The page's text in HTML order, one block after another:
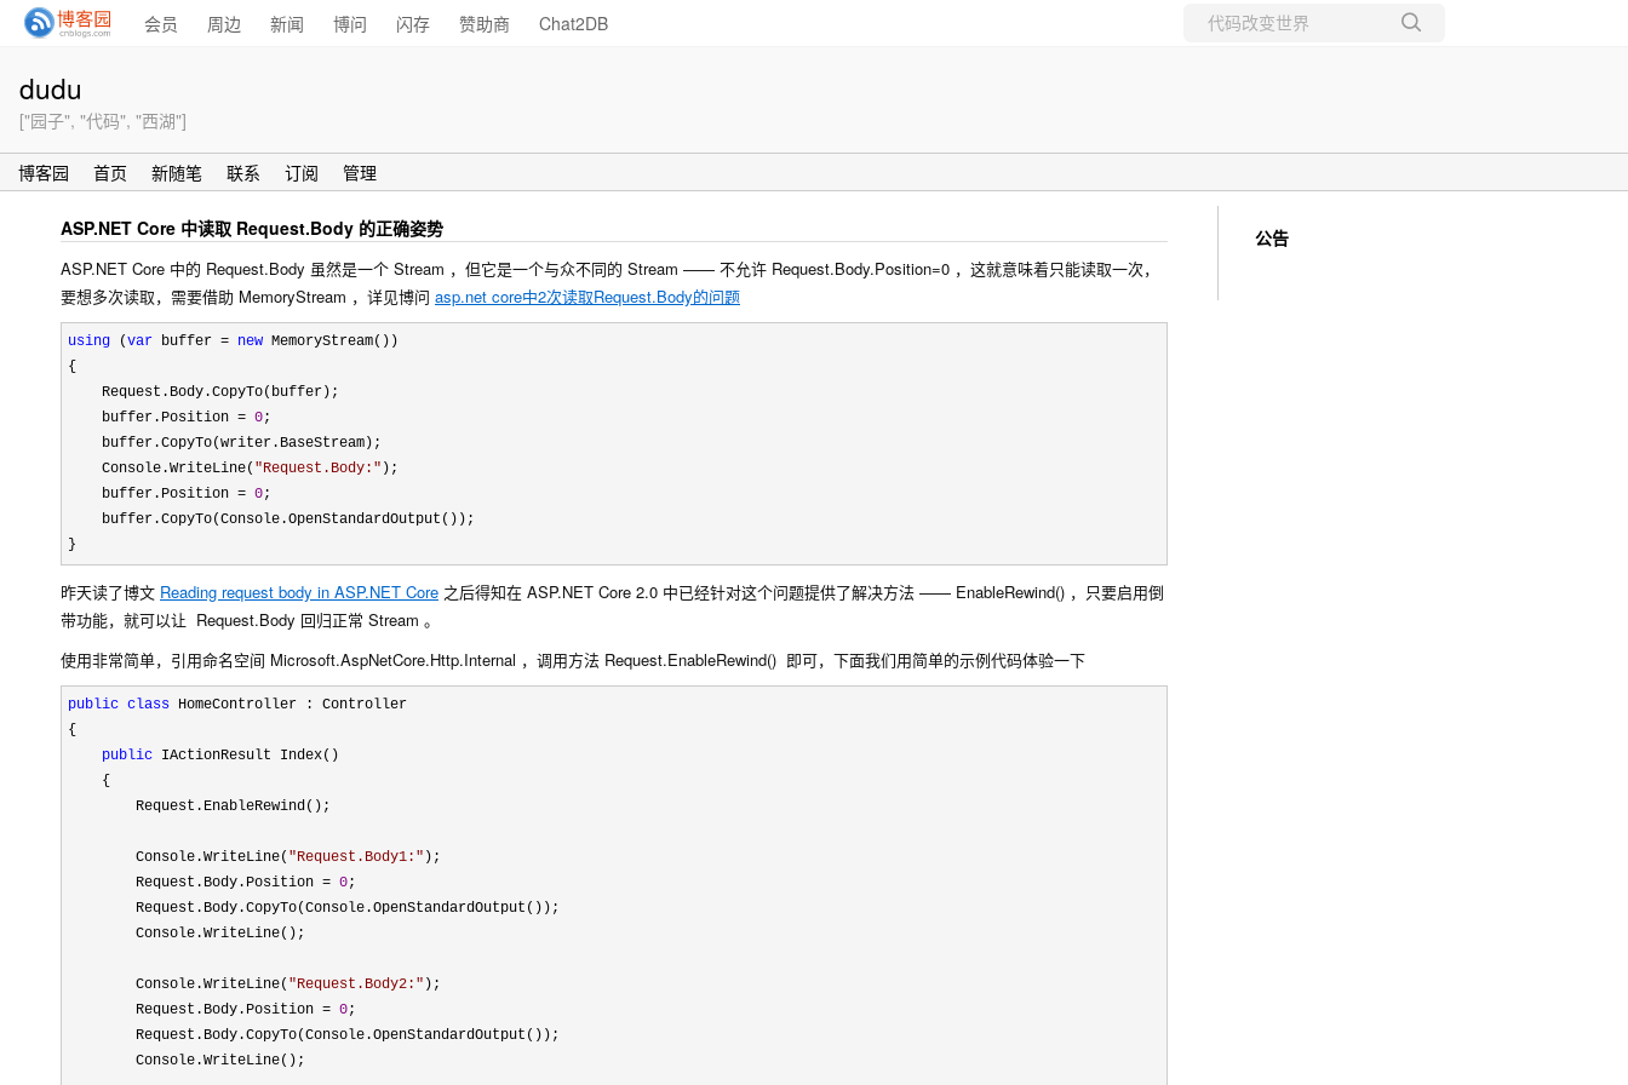
会员 周边 新闻 博问 闪存 赞助商 Chat2DB
dudu
["园子", "代码", "西湖"]
博客园 首页 新随笔 联系 订阅 管理
ASP.NET Core 中读取 Request.Body 的正确姿势
ASP.NET Core 中的 Request.Body 虽然是一个 Stream ，但它是一个与众不同的 Stream —— 不允许 Request.Body.Position=0 ，这就意味着只能读取一次，
要想多次读取，需要借助 MemoryStream ，详见博问 asp.net core中2次读取Request.Body的问题
using (var buffer = new MemoryStream())
{
    Request.Body.CopyTo(buffer);
    buffer.Position
= 0;
    buffer.CopyTo(writer.BaseStream);
    Console.WriteLine(
"Request.Body: " );
    buffer.Position
= 0;
    buffer.CopyTo(Console.OpenStandardOutput());
}
昨天读了博文 Reading request body in ASP.NET Core 之后得知在 ASP.NET Core 2.0 中已经针对这个问题提供了解决方法 —— EnableRewind() ，只要启用倒
带功能，就可以让 Request.Body 回归正常 Stream 。
使用非常简单，引用命名空间 Microsoft.AspNetCore.Http.Internal ，调用方法 Request.EnableRewind() 即可，下面我们用简单的示例代码体验一下
public class HomeController : Controller
{
public IActionResult Index()
    {
        Request.EnableRewind();
        Console.WriteLine(
"Request.Body1: " );
        Request.Body.Position
= 0;
        Request.Body.CopyTo(Console.OpenStandardOutput());
        Console.WriteLine();
        Console.WriteLine(
"Request.Body2: " );
        Request.Body.Position
= 0;
        Request.Body.CopyTo(Console.OpenStandardOutput());
        Console.WriteLine();
公告